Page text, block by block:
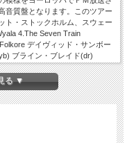
音質盤となります。このツアー
ト・ストックホルム、スウェー
4.The Seven Train
デイヴィッド・サンボー
ブライン・ブレイド(dr)
る ▼